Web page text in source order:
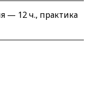
— 12 ч., практика